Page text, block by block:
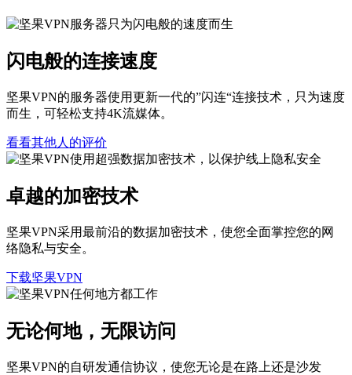
闪电般的连接速度
坚果VPN的服务器使用更新一代的”闪连“连接技术，只为速度
而生，可轻松支持4K流媒体。
看看其他人的评价
卓越的加密技术
坚果VPN采用最前沿的数据加密技术，使您全面掌控您的网
络隐私与安全。
下载坚果VPN
无论何地，无限访问
坚果VPN的自研发通信协议，使您无论是在路上还是沙发